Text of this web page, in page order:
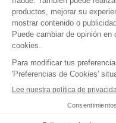
Miércoles
Jueves
Viernes
Posibilidad de retirar su